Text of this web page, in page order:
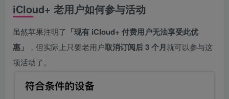
iCloud+ 老用户如何参与活动
虽然苹果注明了 「现有 iCloud+ 付费用户无法享受此优
惠」
，但实际上只要老用户取消订阅后 3 个月就可以参与这
项活动了。